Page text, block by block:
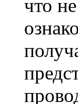
что